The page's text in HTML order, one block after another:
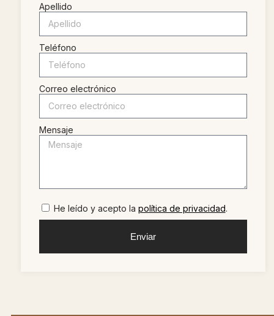
Apellido
Teléfono
Correo electrónico
Mensaje
He leído y acepto la política de privacidad.
Enviar